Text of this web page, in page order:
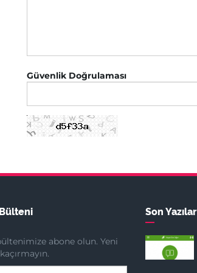
Güvenlik Doğrulaması
abone olun. Yeni
Son Yazılar